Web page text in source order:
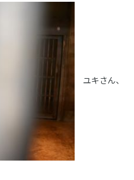
ユキさん、